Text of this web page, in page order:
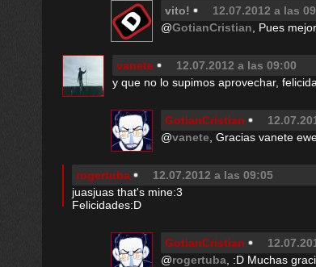
vito! 12.07.2012 a las
@GotianCristian , Pues
vanete 12.07.2012 a las 09:00
y que no lo supimos aprovechar,
GotianCristian
@vanete , Gracias vanete
rogertuba 12.07.2012 a las 09:05
juasjuas that's mine:3
Felicidades:D
GotianCristian
@rogertuba , :D Muchas